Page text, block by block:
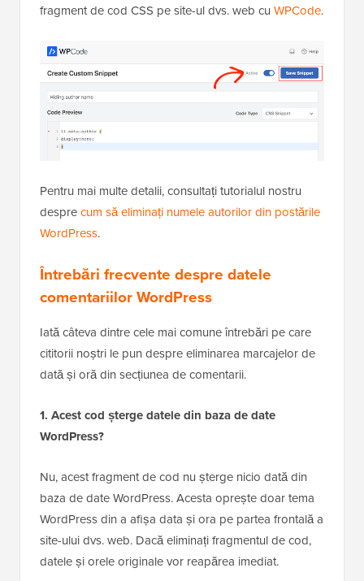
fragment de cod CSS pe site-ul dvs. web cu WPCode.
Pentru mai multe detalii, consultați tutorialul nostru
desprecum să eliminați numele autorilor din postările
WordPress.
Întrebări frecvente despre datele
comentariilor WordPress
Iată câteva dintre cele mai comune întrebări pe care
cititorii noștri le pun despre eliminarea marcajelor de
dată și oră din secțiunea de comentarii.
1. Acest cod șterge datele din baza de date
WordPress?
Nu, acest fragment de cod nu șterge nicio dată din
baza de date WordPress. Acesta oprește doar tema
WordPress din a afișa data și ora pe partea frontală a
site-ului dvs. web. Dacă eliminați fragmentul de cod,
datele și orele originale vor reapărea imediat.